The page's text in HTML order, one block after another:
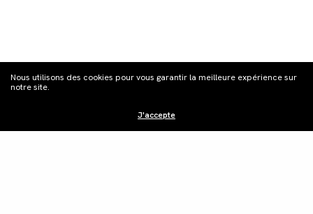
Nous utilisons des cookies pour vous garantir la meilleure expérience sur
notre site.
J'accepte